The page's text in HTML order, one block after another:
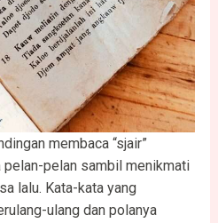
membaca “sjair”
pelan-pelan sambil menikmati
lalu. Kata-kata yang
ulang dan polanya